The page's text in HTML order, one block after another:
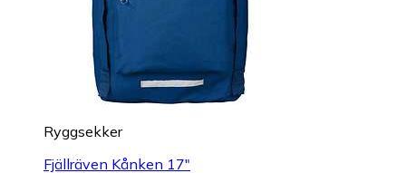
Ryggsekker
Fjällräven Kånken 17"